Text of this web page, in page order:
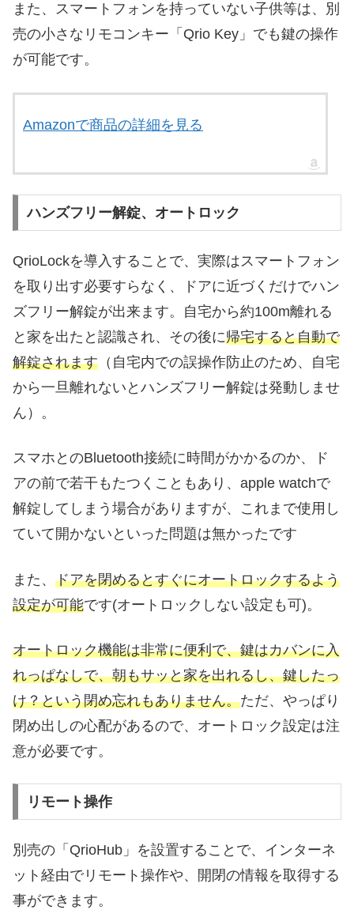
また、スマートフォンを持っていない子供等は、別
売の小さなリモコンキー「Qrio Key」でも鍵の操作
が可能です。
Amazonで商品の詳細を見る
ハンズフリー解錠、オートロック
QrioLockを導入することで、実際はスマートフォン
を取り出す必要すらなく、ドアに近づくだけでハン
ズフリー解錠が出来ます。自宅から約100m離れる
と家を出たと認識され、その後に帰宅すると自動で
解錠されます （自宅内での誤操作防止のため、自宅
から一旦離れないとハンズフリー解錠は発動しませ
ん）。
スマホとのBluetooth接続に時間がかかるのか、ド
アの前で若干もたつくこともあり、apple watchで
解錠してしまう場合がありますが、これまで使用し
ていて開かないといった問題は無かったです
また、 ドアを閉めるとすぐにオートロックするよう
設定が可能です(オートロックしない設定も可)。
オートロック機能は非常に便利で、鍵はカバンに入
れっぱなしで、朝もサッと家を出れるし、鍵したっ
け？という閉め忘れもありません。ただ、やっぱり
閉め出しの心配があるので、オートロック設定は注
意が必要です。
リモート操作
別売の「QrioHub」を設置することで、インターネ
ット経由でリモート操作や、開閉の情報を取得する
事ができます。